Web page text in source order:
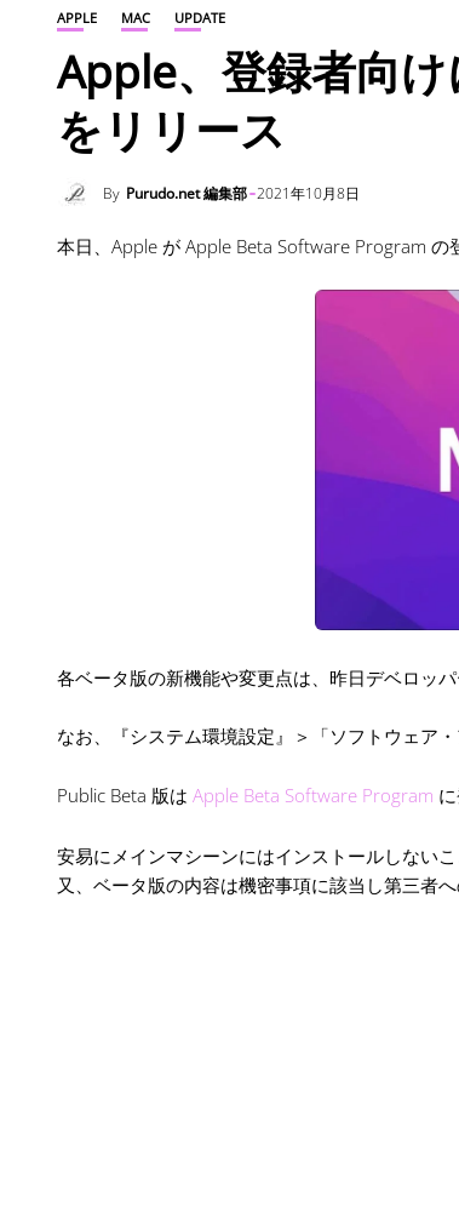
APPLE MAC UPDATE
Apple、登録者向
をリリース
By Purudo.net 編集部 2021年10月8日
本日、Apple が Apple Beta Software Program の
各ベータ版の新機能や変更点は、昨日デベロッ
なお、『システム環境設定』＞「ソフトウェア
Public Beta 版は Apple Beta Software Program
安易にメインマシーンにはインストールしないこ
又、ベータ版の内容は機密事項に該当し第三者